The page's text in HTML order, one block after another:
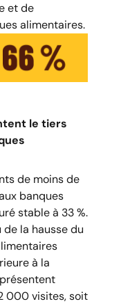
et de
alimentaires.
le tiers
de moins de
banques
stable à 33 %.
la hausse du
à la
000 visites, soit